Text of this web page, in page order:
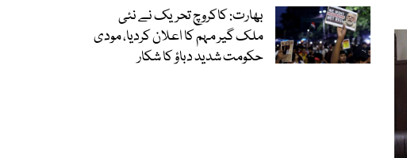
بھارت: کاکروچ تحریک نے نئی
ملک گیر مہم کا اعلان کردیا، مودی
حکومت شدید دباؤ کا شکار